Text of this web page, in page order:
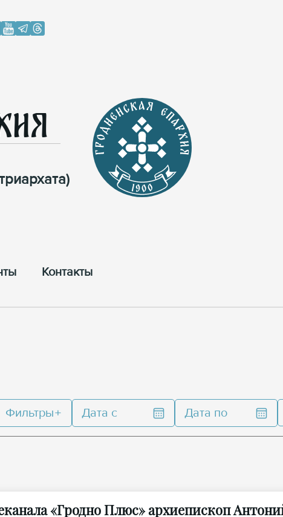
Контакты
Фильтры Дата с Дата по
«Гродно Плюс» архиепископ